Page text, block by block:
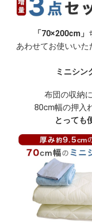
「70×200cm」
あわせてお使いいた
ミニシン
布団の収納
80cm幅の押入
とっても